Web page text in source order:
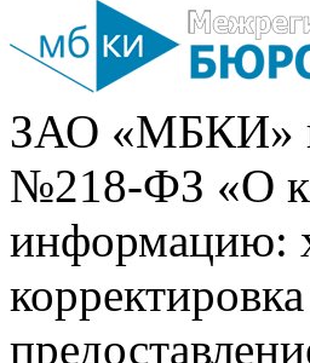
ЗАО «МБКИ»
№218-ФЗ «О
информацию: